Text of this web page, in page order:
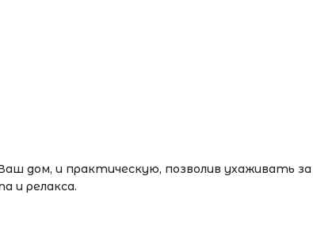
дом, и практическую, позволив ухаживать за
и релакса.